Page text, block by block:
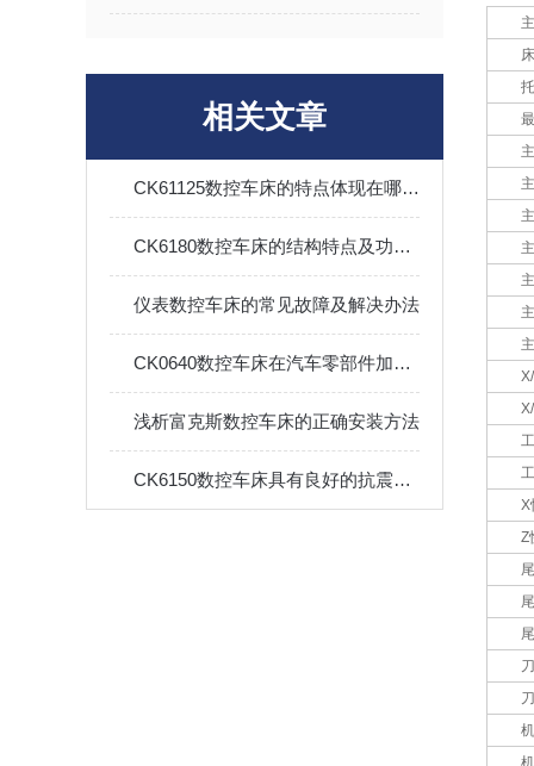
相关文章
CK61125数控车床的特点体现在哪些方面？
CK6180数控车床的结构特点及功能体现
仪表数控车床的常见故障及解决办法
CK0640数控车床在汽车零部件加工中的应用
浅析富克斯数控车床的正确安装方法
CK6150数控车床具有良好的抗震性和稳定性
X
Z